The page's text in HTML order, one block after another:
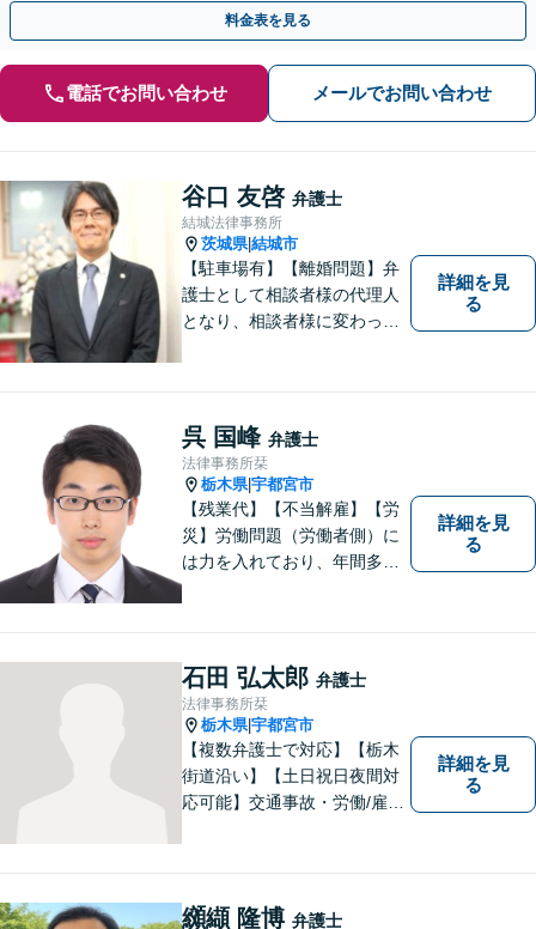
料金表を見る
電話でお問い合わせ メールでお問い合わせ
谷口 友啓 弁護士
結城法律事務所
茨城県|結城市
【駐車場有】【離婚問題】弁
護士として相談者様の代理人
となり、相談者様に変わって
明確に判断をお示しし、問題
解決をサポートさせていただ
きますので、是非ご相談くだ
さい。
詳細を見
る
呉 国峰 弁護士
法律事務所栞
栃木県|宇都宮市
【残業代】【不当解雇】【労
災】労働問題（労働者側）に
は力を入れており、年間多数
日本労働弁護団（労働者側の
弁護士団体）に所属していま
す。
詳細を見
る
石田 弘太郎 弁護士
法律事務所栞
栃木県|宇都宮市
【複数弁護士で対応】【栃木
街道沿い】【土日祝日夜間対
応可能】交通事故・労働/雇用
す。是非一度ご相談くださ
い。
詳細を見
る
纐纈 隆博 弁護士